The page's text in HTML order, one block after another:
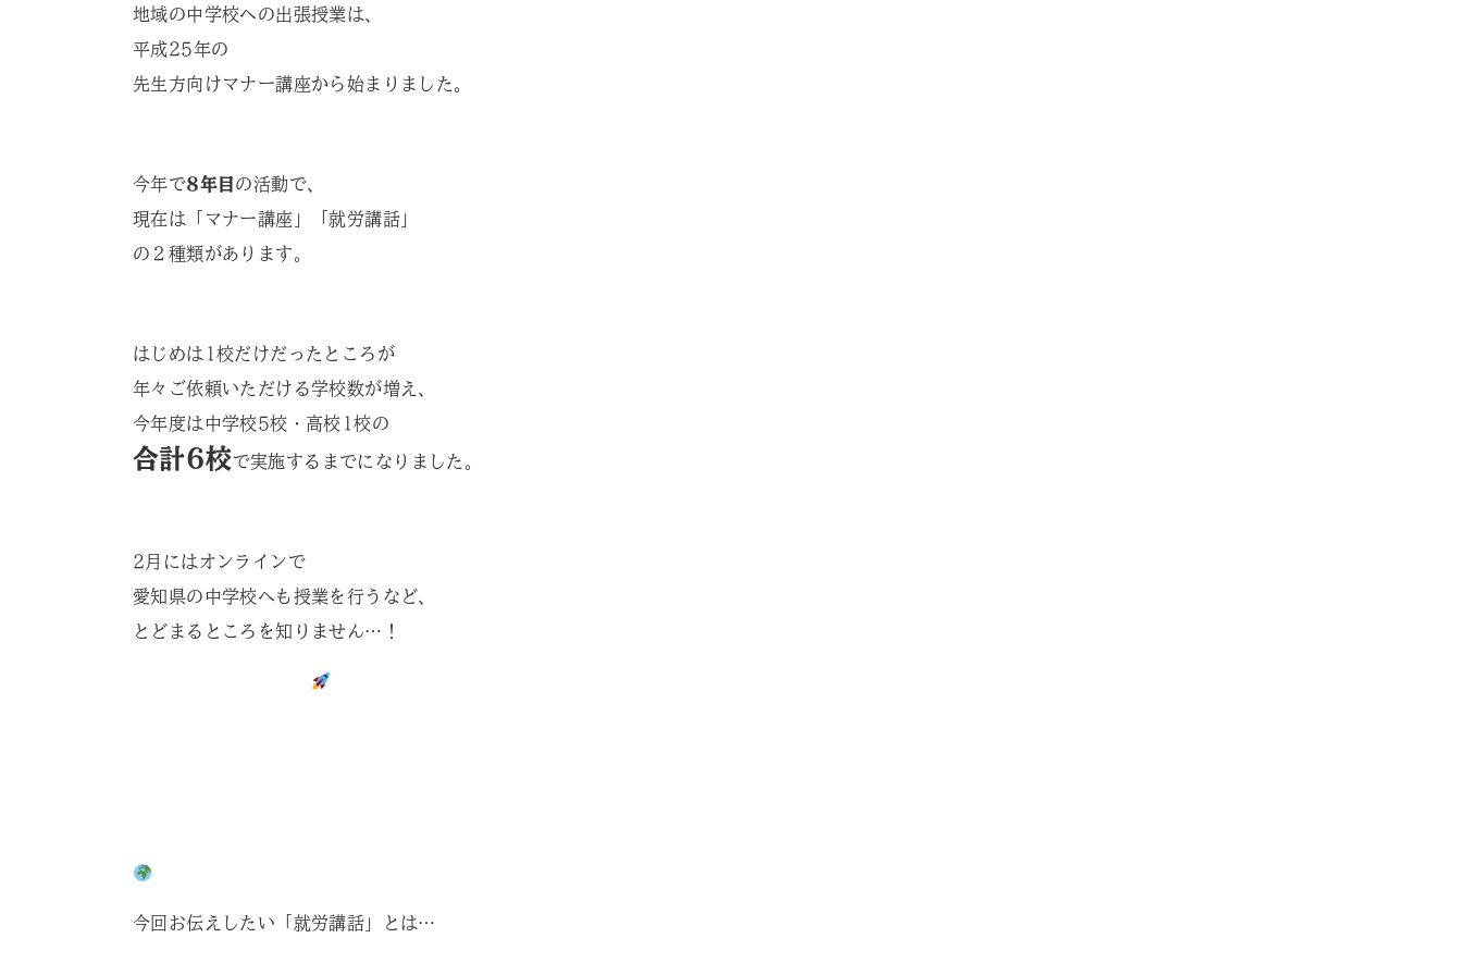
地域の中学校への出張授業は、
平成25年の
先生方向けマナー講座から始まりました。
今年で8年目の活動で、
現在は「マナー講座」「就労講話」
の２種類があります。
はじめは1校だけだったところが
年々ご依頼いただける学校数が増え、
今年度は中学校5校・高校1校の
合計6校で実施するまでになりました。
2月にはオンラインで
愛知県の中学校へも授業を行うなど、
とどまるところを知りません…！
今回お伝えしたい「就労講話」とは…